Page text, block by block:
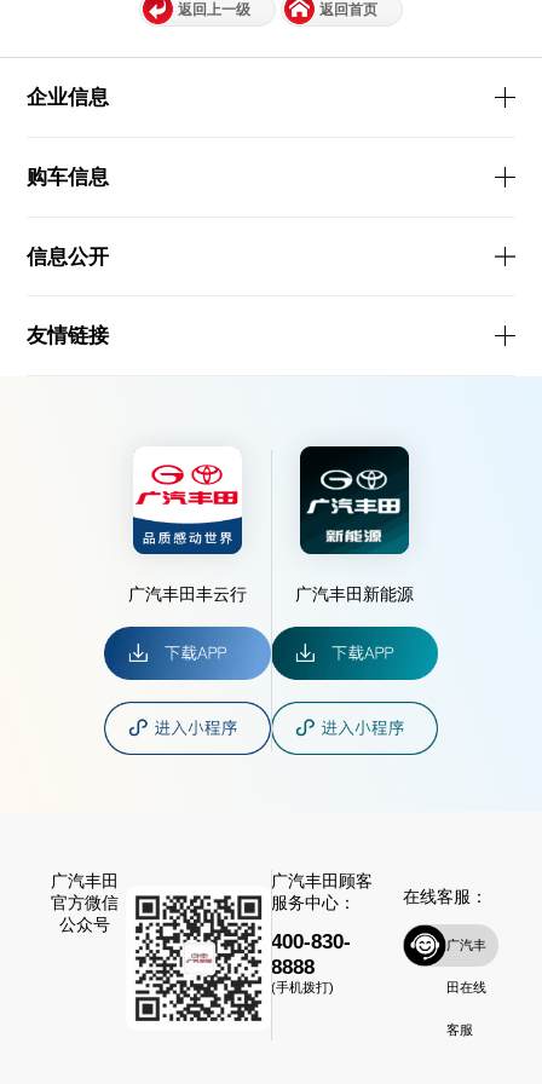
返回上一级 返回首页
企业信息
购车信息
信息公开
友情链接
广汽丰田丰云行 广汽丰田新能源
广汽丰田
官方微信
公众号
广汽丰田顾客
服务中心：
400-830-
8888
(手机拨打)
在线客服：
广汽丰
田在线
客服